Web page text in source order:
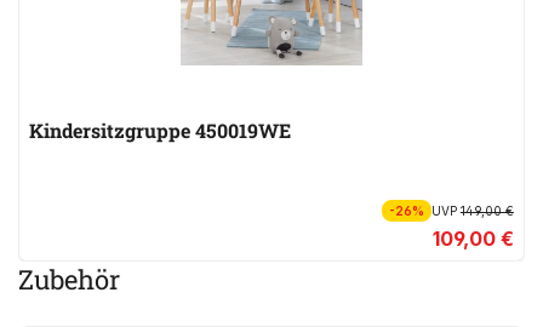
Kindersitzgruppe 450019WE
-26% UVP149,00 €
109,00 €
Zubehör